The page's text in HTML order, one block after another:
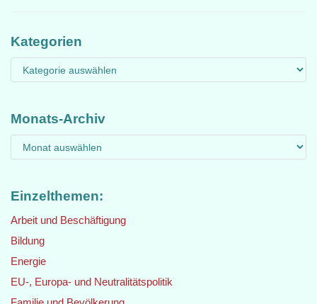
Kategorien
Monats-Archiv
Einzelthemen:
Arbeit und Beschäftigung
Bildung
Energie
EU-, Europa- und Neutralitätspolitik